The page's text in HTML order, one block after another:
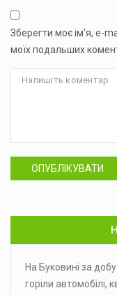
Зберегти моє ім'я, e-
моїх подальших
ОПУБЛІКУВАТИ
На Буковині за
горіли автомобілі,